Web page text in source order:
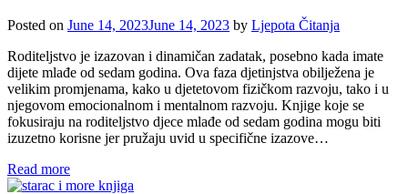
Posted on June 14, 2023June 14, 2023 by Ljepota Čitanja
Roditeljstvo je izazovan i dinamičan zadatak, posebno kada imate
dijete mlađe od sedam godina. Ova faza djetinjstva obilježena je
velikim promjenama, kako u djetetovom fizičkom razvoju, tako i u
njegovom emocionalnom i mentalnom razvoju. Knjige koje se
fokusiraju na roditeljstvo djece mlađe od sedam godina mogu biti
izuzetno korisne jer pružaju uvid u specifične izazove…
Read more